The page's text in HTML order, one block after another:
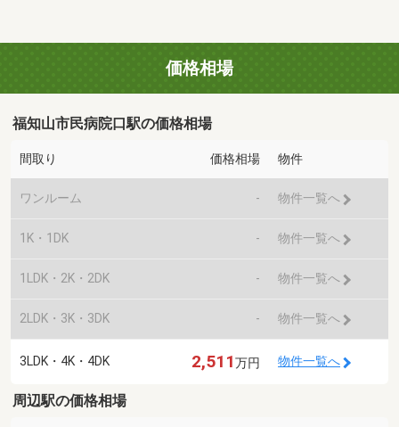
価格相場
福知山市民病院口駅の価格相場
間取り 価格相場 物件
ワンルーム - 物件一覧へ
1K・1DK - 物件一覧へ
1LDK・2K・2DK - 物件一覧へ
2LDK・3K・3DK - 物件一覧へ
3LDK・4K・4DK 2,511万円 物件一覧へ
周辺駅の価格相場